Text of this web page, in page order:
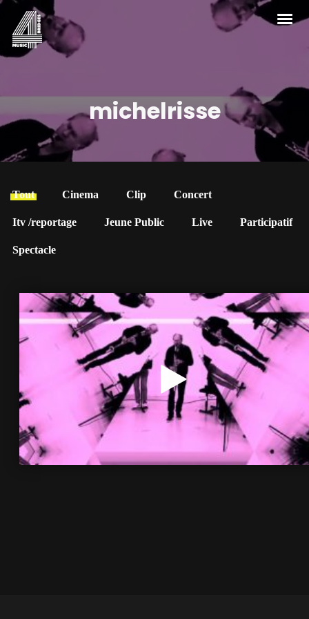
michelrisse
Tout Cinema Clip Concert
Itv /reportage Jeune Public Live Participatif
Spectacle